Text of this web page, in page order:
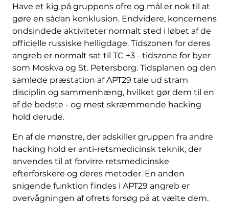
Have et kig på gruppens ofre og mål er nok til at
gøre en sådan konklusion. Endvidere, koncernens
ondsindede aktiviteter normalt sted i løbet af de
officielle russiske helligdage. Tidszonen for deres
angreb er normalt sat til TC +3 - tidszone for byer
som Moskva og St. Petersborg. Tidsplanen og den
samlede præstation af APT29 tale ud stram
disciplin og sammenhæng, hvilket gør dem til en
af ​​de bedste - og mest skræmmende hacking
hold derude.
En af de mønstre, der adskiller gruppen fra andre
hacking hold er anti-retsmedicinsk teknik, der
anvendes til at forvirre retsmedicinske
efterforskere og deres metoder. En anden
snigende funktion findes i APT29 angreb er
overvågningen af ​​ofrets forsøg på at vælte dem.